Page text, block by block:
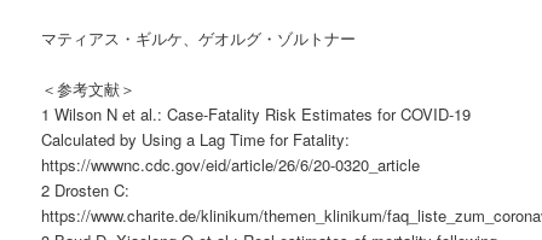
マティアス・ギルケ、ゲオルグ・ゾルトナー
＜参考文献＞
1 Wilson N et al.: Case-Fatality Risk Estimates for COVID-19
Calculated by Using a Lag Time for Fatality:
https://wwwnc.cdc.gov/eid/article/26/6/20-0320_article
2 Drosten C:
https://www.charite.de/klinikum/themen_klinikum/